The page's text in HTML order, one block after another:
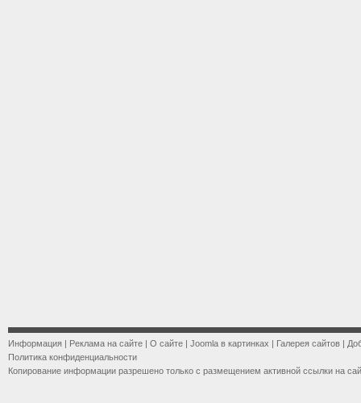
Информация | Реклама на сайте | О сайте | Joomla в картинках | Галерея сайтов |
Политика конфиденциальности
Копирование информации разрешено только с размещением активной ссылки на